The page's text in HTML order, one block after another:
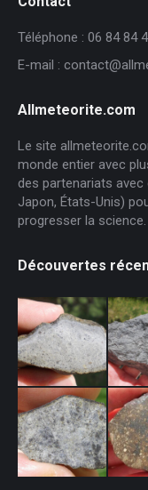
Téléphone : 06 84 84
E-mail :
Allmeteorite.com
Le site
monde entier avec
des partenariats avec
Japon, États-Unis)
progresser la science.
Découvertes